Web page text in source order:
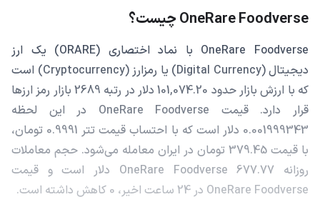
OneRare Foodverse چیست؟
OneRare Foodverse با نماد اختصاری (ORARE) یک ارز
دیجیتال (Digital Currency) یا رمزارز (Cryptocurrency) است
که با ارزش بازار حدود 101,074.20 دلار در رتبه 2689 بازار رمز ارزها
قرار دارد. قیمت OneRare Foodverse در این لحظه
0.001999343 دلار است که با احتساب قیمت تتر 0.9991 تومان،
با قیمت 379.45 تومان در ایران معامله می‌شود. حجم معاملات
روزانه OneRare Foodverse 677.77 دلار است و قیمت
OneRare Foodverse در 24 ساعت اخیر، 0 کاهش داشته است.